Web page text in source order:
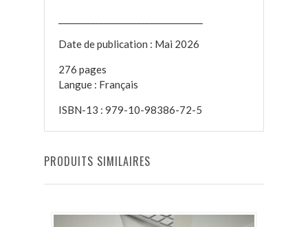
Date de publication : Mai 2026
276 pages
Langue : Français
ISBN-13 : 979-10-98386-72-5
PRODUITS SIMILAIRES